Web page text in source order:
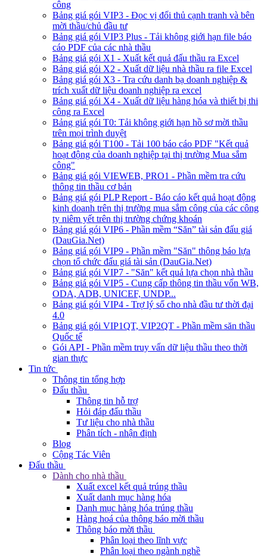
công
Bảng giá gói VIP3 - Đọc vị đối thủ cạnh tranh và bên
mời thầu/chủ đầu tư
Bảng giá gói VIP3 Plus - Tải không giới hạn file báo
cáo PDF của các nhà thầu
Bảng giá gói X1 - Xuất kết quả đấu thầu ra Excel
Bảng giá gói X2 - Xuất dữ liệu nhà thầu ra file Excel
Bảng giá gói X3 - Tra cứu danh bạ doanh nghiệp &
trích xuất dữ liệu doanh nghiệp ra excel
Bảng giá gói X4 - Xuất dữ liệu hàng hóa và thiết bị thi
công ra Excel
Bảng giá gói T0: Tải không giới hạn hồ sơ mời thầu
trên mọi trình duyệt
Bảng giá gói T100 - Tải 100 báo cáo PDF "Kết quả
hoạt động của doanh nghiệp tại thị trường Mua sắm
công"
Bảng giá gói VIEWEB, PRO1 - Phần mềm tra cứu
thông tin thầu cơ bản
Bảng giá gói PLP Report - Báo cáo kết quả hoạt động
kinh doanh trên thị trường mua sắm công của các công
ty niêm yết trên thị trường chứng khoán
Bảng giá gói VIP6 - Phần mềm “Săn” tài sản đấu giá
(DauGia.Net)
Bảng giá gói VIP9 - Phần mềm "Săn" thông báo lựa
chọn tổ chức đấu giá tài sản (DauGia.Net)
Bảng giá gói VIP7 - "Săn" kết quả lựa chọn nhà thầu
Bảng giá gói VIP5 - Cung cấp thông tin thầu vốn WB,
ODA, ADB, UNICEF, UNDP...
Bảng giá gói VIP4 - Trợ lý số cho nhà đầu tư thời đại
4.0
Bảng giá gói VIP1QT, VIP2QT - Phần mềm săn thầu
Quốc tế
Gói API - Phần mềm truy vấn dữ liệu thầu theo thời
gian thực
Tin tức
Thông tin tổng hợp
Đấu thầu
Thông tin hỗ trợ
Hỏi đáp đấu thầu
Tư liệu cho nhà thầu
Phân tích - nhận định
Blog
Cộng Tác Viên
Đấu thầu
Dành cho nhà thầu
Xuất excel kết quả trúng thầu
Xuất danh mục hàng hóa
Danh mục hàng hóa trúng thầu
Hàng hoá của thông báo mời thầu
Thông báo mời thầu
Phân loại theo lĩnh vực
Phân loại theo ngành nghề